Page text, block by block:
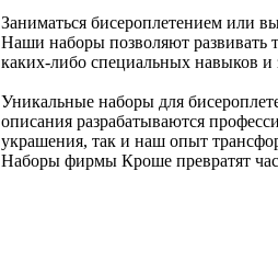
Заниматься бисероплетением или
Наши наборы позволяют развивать
каких-либо специальных навыков и
Уникальные наборы для
описания разрабатываются
украшения, так и наш опыт
Наборы фирмы Кроше превратят